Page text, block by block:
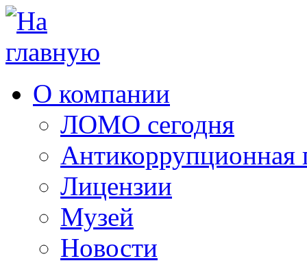
О компании
ЛОМО сегодня
Антикоррупционная
Лицензии
Музей
Новости